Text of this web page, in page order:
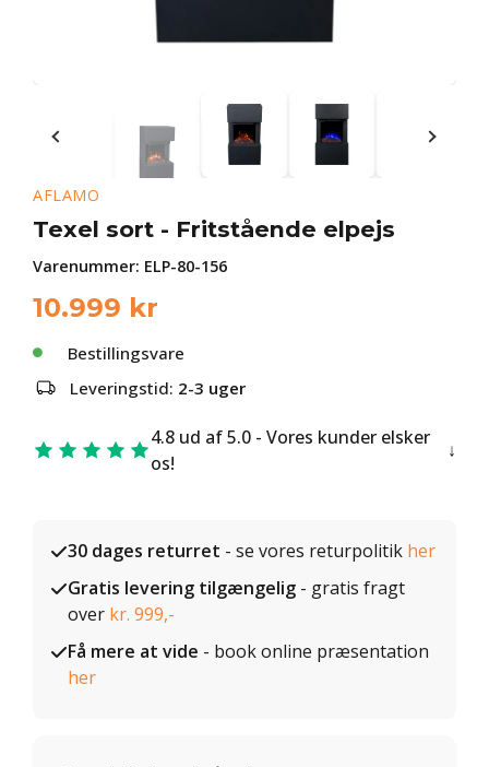
AFLAMO
Texel sort - Fritstående elpejs
Varenummer: ELP-80-156
10.999 kr
Bestillingsvare
Leveringstid: 2-3 uger
4.8 ud af 5.0 - Vores kunder elsker
os!
30 dages returret - se vores returpolitik her
Gratis levering tilgængelig - gratis fragt
over kr. 999,-
Få mere at vide - book online præsentation
her